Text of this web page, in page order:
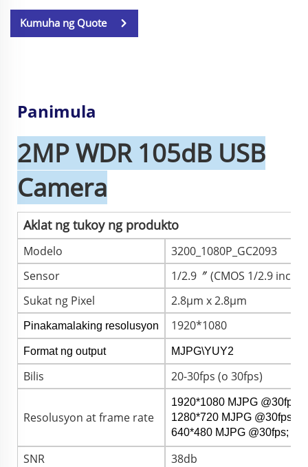
Kumuha ng Quote
Panimula
2MP WDR 105dB USB
Camera
Aklat ng tukoy ng produkto
Modelo
3200_1080P_GC2093
Sensor
1/2.9〞 (CMOS 1/2.9 inch)
Sukat ng Pixel
2.8μm x 2.8μm
Pinakamalaking resolusyon 1920*1080
Format ng output MJPG\YUY2
Bilis 20-30fps (o 30fps)
Resolusyon at frame rate
1920*1080 MJPG @30fps;
1280*720 MJPG @30fps;
640*480 MJPG @30fps;
SNR
38db